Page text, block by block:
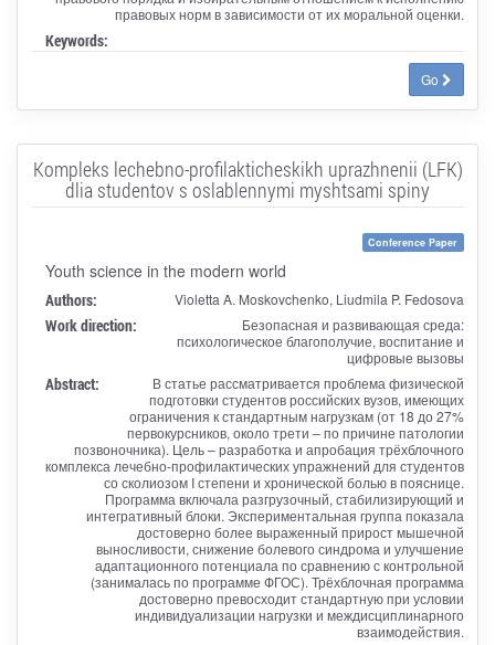
правовых норм в зависимости от их моральной оценки.
Keywords:
Go
Kompleks lechebno-profilakticheskikh uprazhnenii (LFK)
dlia studentov s oslablennymi myshtsami spiny
Conference Paper
Youth science in the modern world
Authors: Violetta A. Moskovchenko, Liudmila P. Fedosova
Work direction:
Безопасная и развивающая среда:
психологическое благополучие, воспитание и
цифровые вызовы
Abstract:
В статье рассматривается проблема физической
подготовки студентов российских вузов, имеющих
ограничения к стандартным нагрузкам (от 18 до 27%
первокурсников, около трети – по причине патологии
позвоночника). Цель – разработка и апробация трёхблочного
комплекса лечебно-профилактических упражнений для студентов
со сколиозом I степени и хронической болью в пояснице.
Программа включала разгрузочный, стабилизирующий и
интегративный блоки. Экспериментальная группа показала
достоверно более выраженный прирост мышечной
выносливости, снижение болевого синдрома и улучшение
адаптационного потенциала по сравнению с контрольной
(занималась по программе ФГОС). Трёхблочная программа
достоверно превосходит стандартную при условии
индивидуализации нагрузки и междисциплинарного
взаимодействия.